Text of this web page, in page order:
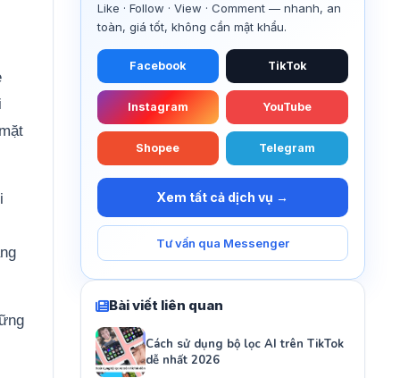
Like · Follow · View · Comment — nhanh, an
toàn, giá tốt, không cần mật khẩu.
Facebook TikTok
Instagram YouTube
Shopee Telegram
Xem tất cả dịch vụ →
Tư vấn qua Messenger
Bài viết liên quan
Cách sử dụng bộ lọc AI trên TikTok
dễ nhất 2026